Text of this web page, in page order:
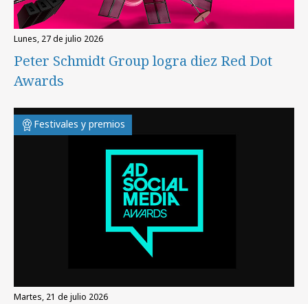
lunes, 27 de julio 2026
Peter Schmidt Group logra diez Red Dot
Awards
Festivales y premios
martes, 21 de julio 2026